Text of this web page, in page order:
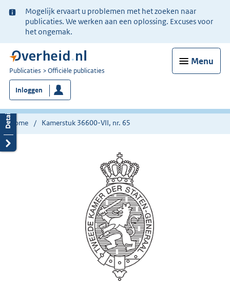
Ter
informatie:
Mogelijk ervaart u problemen met het zoeken naar
publicaties. We werken aan een oplossing. Excuses voor
het ongemak.
Menu
U
bent
nu
hier:
Publicaties Officiële publicaties
Inloggen
Home Kamerstuk 36600-VII, nr. 65